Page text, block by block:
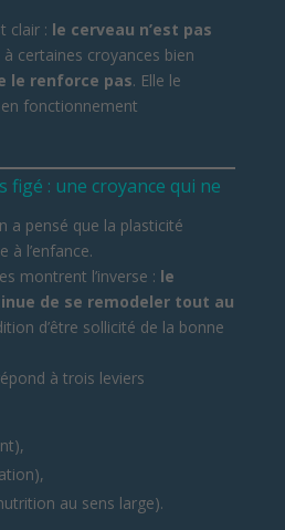
clair : le cerveau n’est pas
certaines croyances bien
le renforce pas. Elle le
fonctionnement
figé : une croyance qui ne
a pensé que la plasticité
à l’enfance.
montrent l’inverse : le
de se remodeler tout au
d’être sollicité de la bonne
à trois leviers
au sens large).